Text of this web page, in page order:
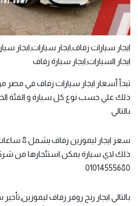
ايجار سيارات زفاف,ايجار سيارات,ايجار
ايجار السيارات,ايجار سيارة زفاف
بالتالي
ذلك لاي سيارة يمكن استئجارها من
01014555680
بالتالي ايجار رنج روفر زفاف